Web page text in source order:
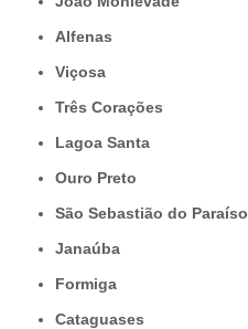
Alfenas
Viçosa
Três Corações
Lagoa Santa
Ouro Preto
São Sebastião do Paraíso
Janaúba
Formiga
Cataguases